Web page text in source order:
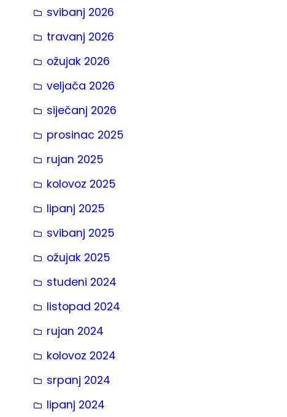
svibanj 2026
travanj 2026
ožujak 2026
veljača 2026
siječanj 2026
prosinac 2025
rujan 2025
kolovoz 2025
lipanj 2025
svibanj 2025
ožujak 2025
studeni 2024
listopad 2024
rujan 2024
kolovoz 2024
srpanj 2024
lipanj 2024